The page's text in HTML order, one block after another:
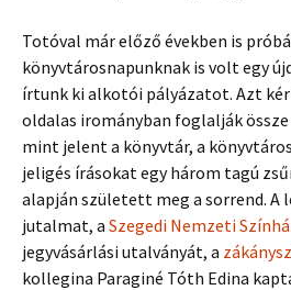
Totóval már előző években is
könyvtárosnapunknak is volt egy
írtunk ki alkotói pályázatot. Azt
oldalas irományban foglalják
mint jelent a könyvtár, a
jeligés írásokat egy három tagú
alapján született meg a sorrend. A
jutalmat, a Szegedi Nemzeti
jegyvásárlási utalványát, a
kollegina Paraginé Tóth Edina